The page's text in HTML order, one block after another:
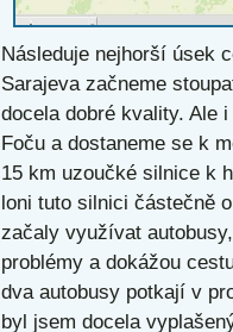
Následuje nejhorší úsek
Sarajeva začneme
docela dobré kvality. Ale
Foču a dostaneme se k
15 km uzoučké silnice k
loni tuto silnici částečně
začaly využívat
problémy a dokážou
dva autobusy potkají v
byl jsem docela